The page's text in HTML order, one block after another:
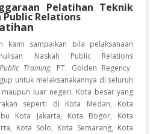
Pelatihan Teknik
Public Relations
kami sampaikan bila pelaksanaan
Naskah Public Relations
Public Training. PT. Golden Regency
untuk melaksanakannya di seluruh
luar negeri. Kota besar yang
seperti di Kota Medan, Kota
Kota Jakarta, Kota Bogor, Kota
Kota Solo, Kota Semarang, Kota